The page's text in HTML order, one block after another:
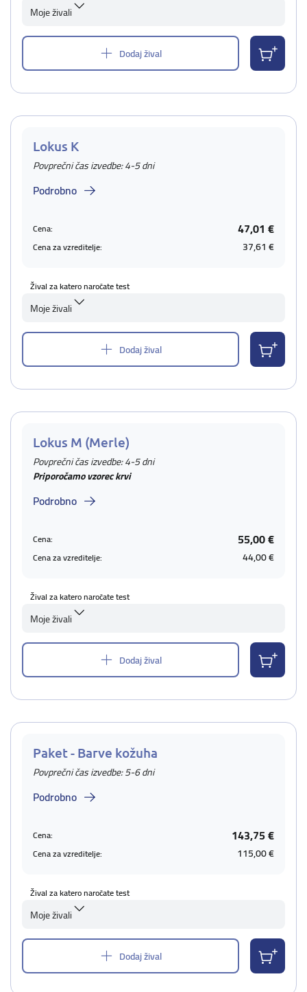
Moje živali
Dodaj žival
Lokus K
Povprečni čas izvedbe: 4-5 dni
Podrobno
Cena: 47,01 €
Cena za vzreditelje: 37,61 €
Žival za katero naročate test
Moje živali
Dodaj žival
Lokus M (Merle)
Povprečni čas izvedbe: 4-5 dni
Priporočamo vzorec krvi
Podrobno
Cena: 55,00 €
Cena za vzreditelje: 44,00 €
Žival za katero naročate test
Moje živali
Dodaj žival
Paket - Barve kožuha
Povprečni čas izvedbe: 5-6 dni
Podrobno
Cena: 143,75 €
Cena za vzreditelje: 115,00 €
Žival za katero naročate test
Moje živali
Dodaj žival